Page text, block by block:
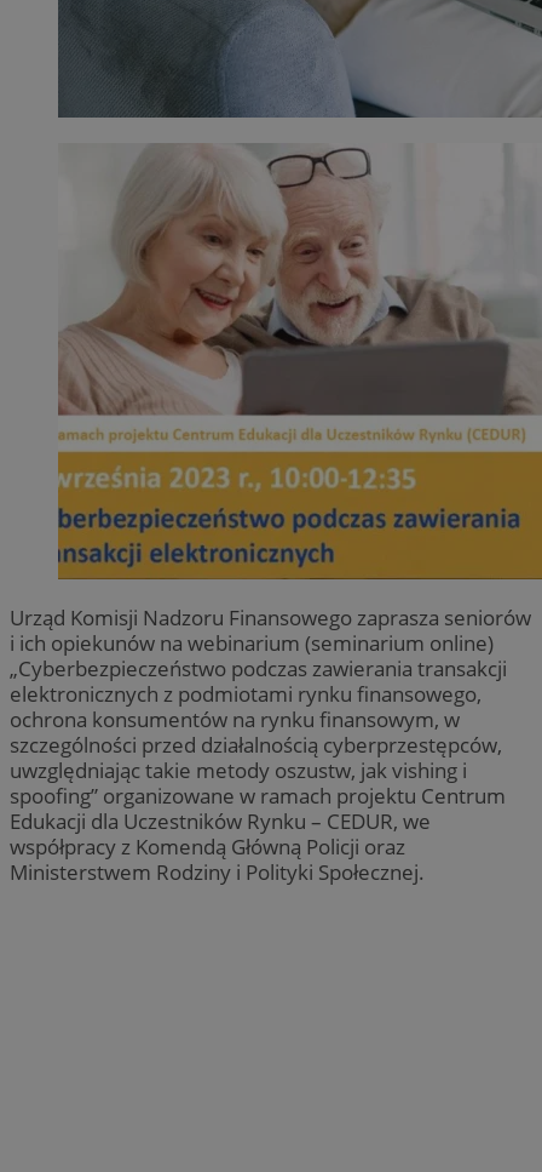
Urząd Komisji Nadzoru Finansowego zaprasza seniorów
i ich opiekunów na webinarium (seminarium online)
„Cyberbezpieczeństwo podczas zawierania transakcji
elektronicznych z podmiotami rynku finansowego,
ochrona konsumentów na rynku finansowym, w
szczególności przed działalnością cyberprzestępców,
uwzględniając takie metody oszustw, jak vishing i
spoofing” organizowane w ramach projektu Centrum
Edukacji dla Uczestników Rynku – CEDUR, we
współpracy z Komendą Główną Policji oraz
Ministerstwem Rodziny i Polityki Społecznej.